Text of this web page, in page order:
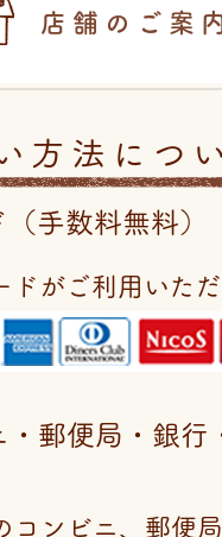
店舗のご案
方法につ
手数料無料）
がご利用いた
郵便局・銀行
コンビニ、郵便